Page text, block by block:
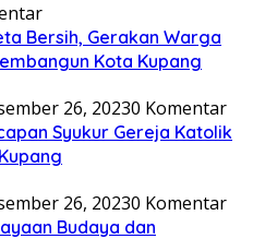
Bersih, Gerakan Warga
Kota Kupang
26, 20230 Komentar
Syukur Gereja Katolik
26, 20230 Komentar
Budaya dan